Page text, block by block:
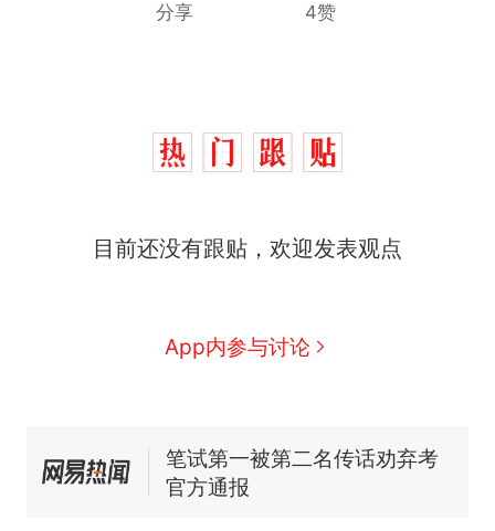
分享 4赞
目前还没有跟贴，欢迎发表观点
App内参与讨论
人生
新 费大厨“全国小炒肉大王”称
号，仅凭视频评出？中国烹饪
来源：参考消息）
笔试第一被第二名传话劝弃考
官方通报